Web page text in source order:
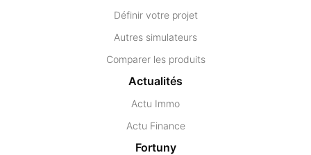
Définir votre projet
Autres simulateurs
Comparer les produits
Actualités
Actu Immo
Actu Finance
Fortuny